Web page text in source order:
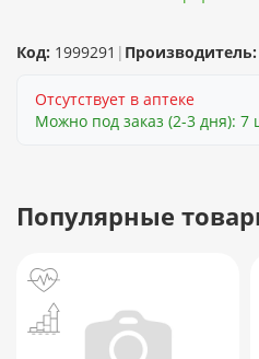
Код: 1999291 | Производитель:
Отсутствует в аптеке
Можно под заказ (2-3 дня): 7
Популярные